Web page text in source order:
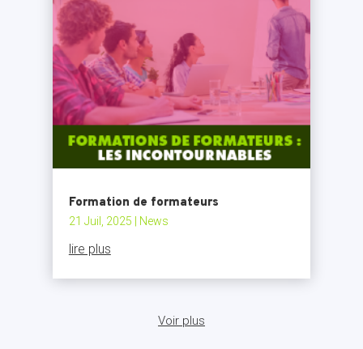
Formation de formateurs
21 Juil, 2025 News
lire plus
Voir plus